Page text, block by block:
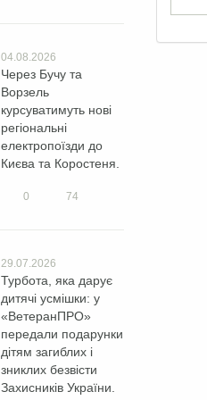
04.08.2026
Через Бучу та
Ворзель
курсуватимуть нові
регіональні
електропоїзди до
Києва та Коростеня.
0 74
29.07.2026
Турбота, яка дарує
дитячі усмішки: у
«ВетеранПРО»
передали подарунки
дітям загиблих і
зниклих безвісти
Захисників України.